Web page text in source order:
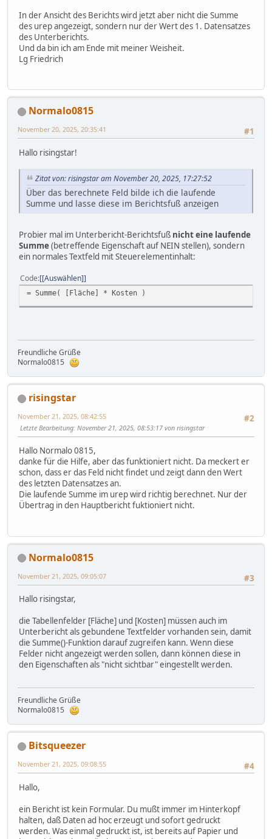
In der Ansicht des Berichts wird jetzt aber nicht die Summe
des urep angezeigt, sondern nur der Wert des 1. Datensatzes
des Unterberichts.
Und da bin ich am Ende mit meiner Weisheit.
Lg Friedrich
Normalo0815
#1
November 20, 2025, 20:35:41
Hallo risingstar!
Zitat von: risingstar am November 20, 2025, 17:27:52
Über das berechnete Feld bilde ich die laufende
Summe und lasse diese im Berichtsfuß anzeigen
Probier mal im Unterbericht-Berichtsfuß nicht eine laufende
Summe(betreffende Eigenschaft auf NEIN stellen), sondern
ein normales Textfeld mit Steuerelementinhalt:
Code [Auswählen]
= Summe( [Fläche] * Kosten )
Freundliche Grüße
Normalo0815
risingstar
#2
November 21, 2025, 08:42:55
Letzte Bearbeitung: November 21, 2025, 08:53:17 von risingstar
Hallo Normalo 0815,
danke für die Hilfe, aber das funktioniert nicht. Da meckert er
schon, dass er das Feld nicht findet und zeigt dann den Wert
des letzten Datensatzes an.
Die laufende Summe im urep wird richtig berechnet. Nur der
Übertrag in den Hauptbericht fuktioniert nicht.
Normalo0815
#3
November 21, 2025, 09:05:07
Hallo risingstar,
die Tabellenfelder [Fläche] und [Kosten] müssen auch im
Unterbericht als gebundene Textfelder vorhanden sein, damit
die Summe()-Funktion darauf zugreifen kann. Wenn diese
Felder nicht angezeigt werden sollen, dann können diese in
den Eigenschaften als "nicht sichtbar" eingestellt werden.
Freundliche Grüße
Normalo0815
Bitsqueezer
#4
November 21, 2025, 09:08:55
Hallo,
ein Bericht ist kein Formular. Du mußt immer im Hinterkopf
halten, daß Daten ad hoc erzeugt und sofort gedruckt
werden. Was einmal gedruckt ist, ist bereits auf Papier und